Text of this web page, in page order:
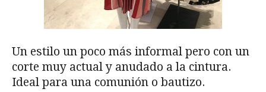
Un estilo un poco más informal pero con un
corte muy actual y anudado a la cintura.
Ideal para una comunión o bautizo.